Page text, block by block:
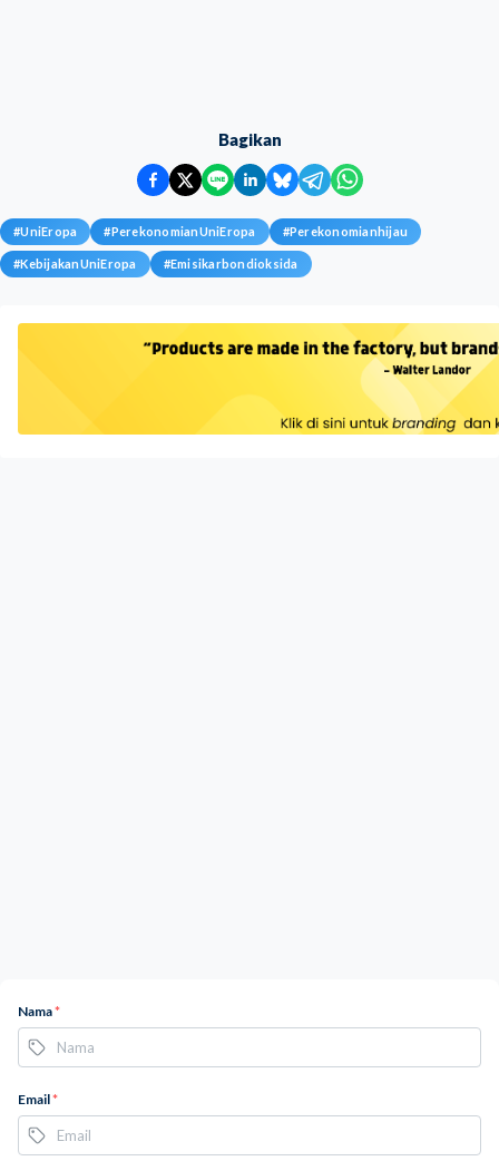
Bagikan
#UniEropa #PerekonomianUniEropa #Perekonomianhijau
#KebijakanUniEropa #Emisikarbondioksida
Nama*
Email*